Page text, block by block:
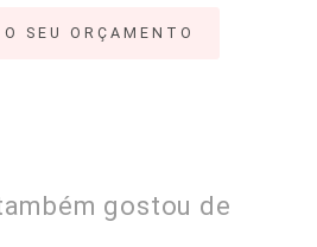
SEU ORÇAMENTO
gostou de